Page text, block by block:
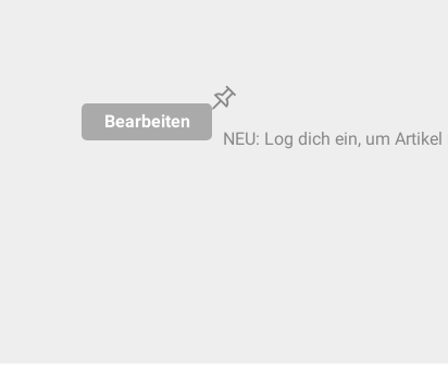
Bearbeiten
NEU: Log dich ein, um